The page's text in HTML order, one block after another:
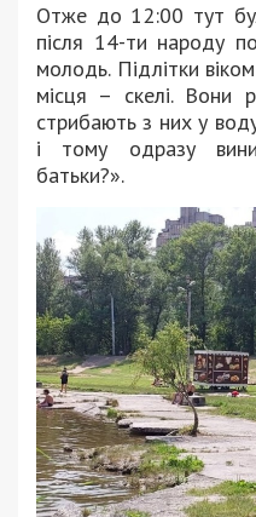
Отже до 12:00 тут
після 14-ти народу
молодь. Підлітки
місця – скелі. Вони
стрибають з них у
і тому одразу
батьки?».